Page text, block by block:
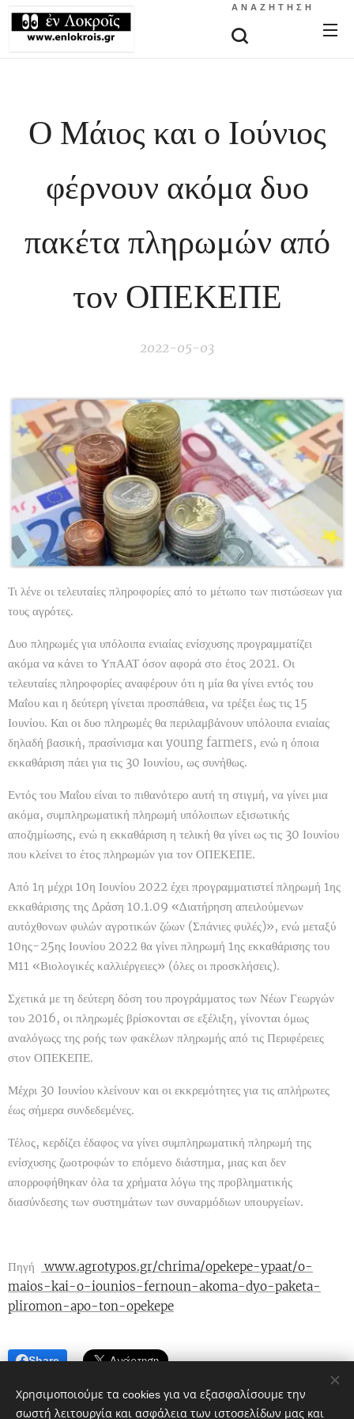
ΑΝΑΖΉΤΗΣΗ
Ο Μάιος και ο Ιούνιος
φέρνουν ακόμα δυο
πακέτα πληρωμών από
τον ΟΠΕΚΕΠΕ
2022-05-03
Τι λένε οι τελευταίες πληροφορίες από το μέτωπο των πιστώσεων για
τους αγρότες.
Δυο πληρωμές για υπόλοιπα ενιαίας ενίσχυσης προγραμματίζει
ακόμα να κάνει το ΥπΑΑΤ όσον αφορά στο έτος 2021. Οι
τελευταίες πληροφορίες αναφέρουν ότι η μία θα γίνει εντός του
Μαΐου και η δεύτερη γίνεται προσπάθεια, να τρέξει έως τις 15
Ιουνίου. Και οι δυο πληρωμές θα περιλαμβάνουν υπόλοιπα ενιαίας
δηλαδή βασική, πρασίνισμα και young farmers, ενώ η όποια
εκκαθάριση πάει για τις 30 Ιουνίου, ως συνήθως.
Εντός του Μαΐου είναι το πιθανότερο αυτή τη στιγμή, να γίνει μια
ακόμα, συμπληρωματική πληρωμή υπόλοιπων εξισωτικής
αποζημίωσης, ενώ η εκκαθάριση η τελική θα γίνει ως τις 30 Ιουνίου
που κλείνει το έτος πληρωμών για τον ΟΠΕΚΕΠΕ.
Από 1η μέχρι 10η Ιουνίου 2022 έχει προγραμματιστεί πληρωμή 1ης
εκκαθάρισης της Δράση 10.1.09 «Διατήρηση απειλούμενων
αυτόχθονων φυλών αγροτικών ζώων (Σπάνιες φυλές)», ενώ μεταξύ
10ης-25ης Ιουνίου 2022 θα γίνει πληρωμή 1ης εκκαθάρισης του
Μ11 «Βιολογικές καλλιέργειες» (όλες οι προσκλήσεις).
Σχετικά με τη δεύτερη δόση του προγράμματος των Νέων Γεωργών
του 2016, οι πληρωμές βρίσκονται σε εξέλιξη, γίνονται όμως
αναλόγωςς της ροής των φακέλων πληρωμής από τις Περιφέρειες
στον ΟΠΕΚΕΠΕ.
Μέχρι 30 Ιουνίου κλείνουν και οι εκκρεμότητες για τις απλήρωτες
έως σήμερα συνδεδεμένες.
Τέλος, κερδίζει έδαφος να γίνει συμπληρωματική πληρωμή της
ενίσχυσης ζωοτροφών το επόμενο διάστημα, μιας και δεν
απορροφήθηκαν όλα τα χρήματα λόγω της προβληματικής
διασύνδεσης των συστημάτων των συναρμόδιων υπουργείων.
Πηγή
www.agrotypos.gr/chrima/opekepe-ypaat/o-
maios-kai-o-iounios-fernoun-akoma-dyo-paketa-
pliromon-apo-ton-opekepe
Share
Χρησιμοποιούμε τα cookies για να εξασφαλίσουμε την
σωστή λειτουργία και ασφάλεια των ιστοσελίδων μας και